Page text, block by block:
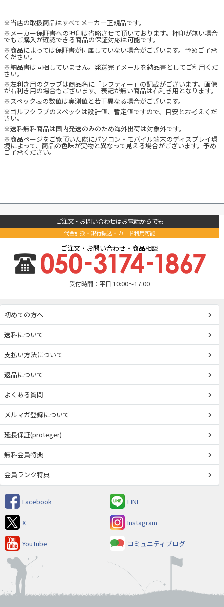
※当店の取扱商品はすべてメーカー正規品です。
※メーカー保証書への押印は省略させて頂いております。押印が無い場合
でもご購入が確認できる商品の保証対応は可能です。
※商品によっては保証書が付属していない場合がございます。予めご了承
ください。
※納品書は同梱していません。発送完了メールを納品書としてご利用くだ
さい。
※左利き用のクラブは商品名に「レフティー」の記載がございます。画像
が右利き用の場合もございます。表記が無い商品は右利き用となります。
※スペック表の数値は実測値と若干異なる場合がございます。
※ゴルフクラブのスペックは設計値、暫定値ですので、目安とお考えくだ
さい。
※送料無料商品は国内発送のみのため海外出荷は対象外です。
※商品ページをご覧頂いた際にパソコン・モバイル端末のディスプレイ環
境によって、商品の色味が実物と異なって見える場合がございます。予め
ご了承ください。
ご注文・お問い合わせはお電話からでも
代金引換・銀行振込・カード利用可能
ご注文・お問い合わせ・商品相談
受付時間：平日 10:00～17:00
初めての方へ
送料について
支払い方法について
返品について
よくある質問
メルマガ登録について
延長保証(proteger)
無料会員特典
会員ランク特典
Facebook LINE
X Instagram
YouTube コミュニティブログ